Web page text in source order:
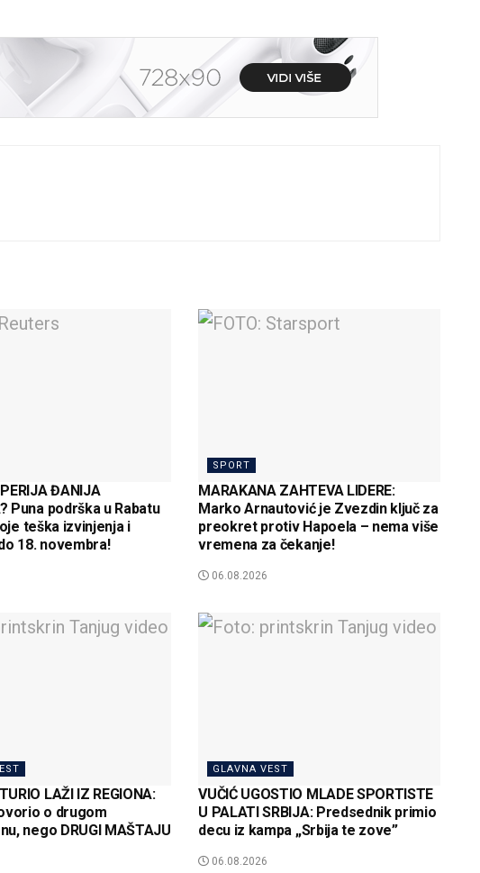
ĐANIJA
Puna podrška u Rabatu
teška izvinjenja i
18. novembra!
SPORT
MARAKANA ZAHTEVA LIDERE:
Marko Arnautović je Zvezdin ključ za
preokret protiv Hapoela – nema više
vremena za čekanje!
06.08.2026
LAŽI IZ REGIONA:
o drugom
nego DRUGI MAŠTAJU
GLAVNA VEST
VUČIĆ UGOSTIO MLADE SPORTISTE
U PALATI SRBIJA: Predsednik primio
decu iz kampa „Srbija te zove”
06.08.2026